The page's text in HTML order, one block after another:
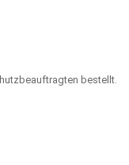
bestellt.